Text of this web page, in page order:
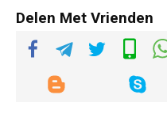
Delen Met Vrienden